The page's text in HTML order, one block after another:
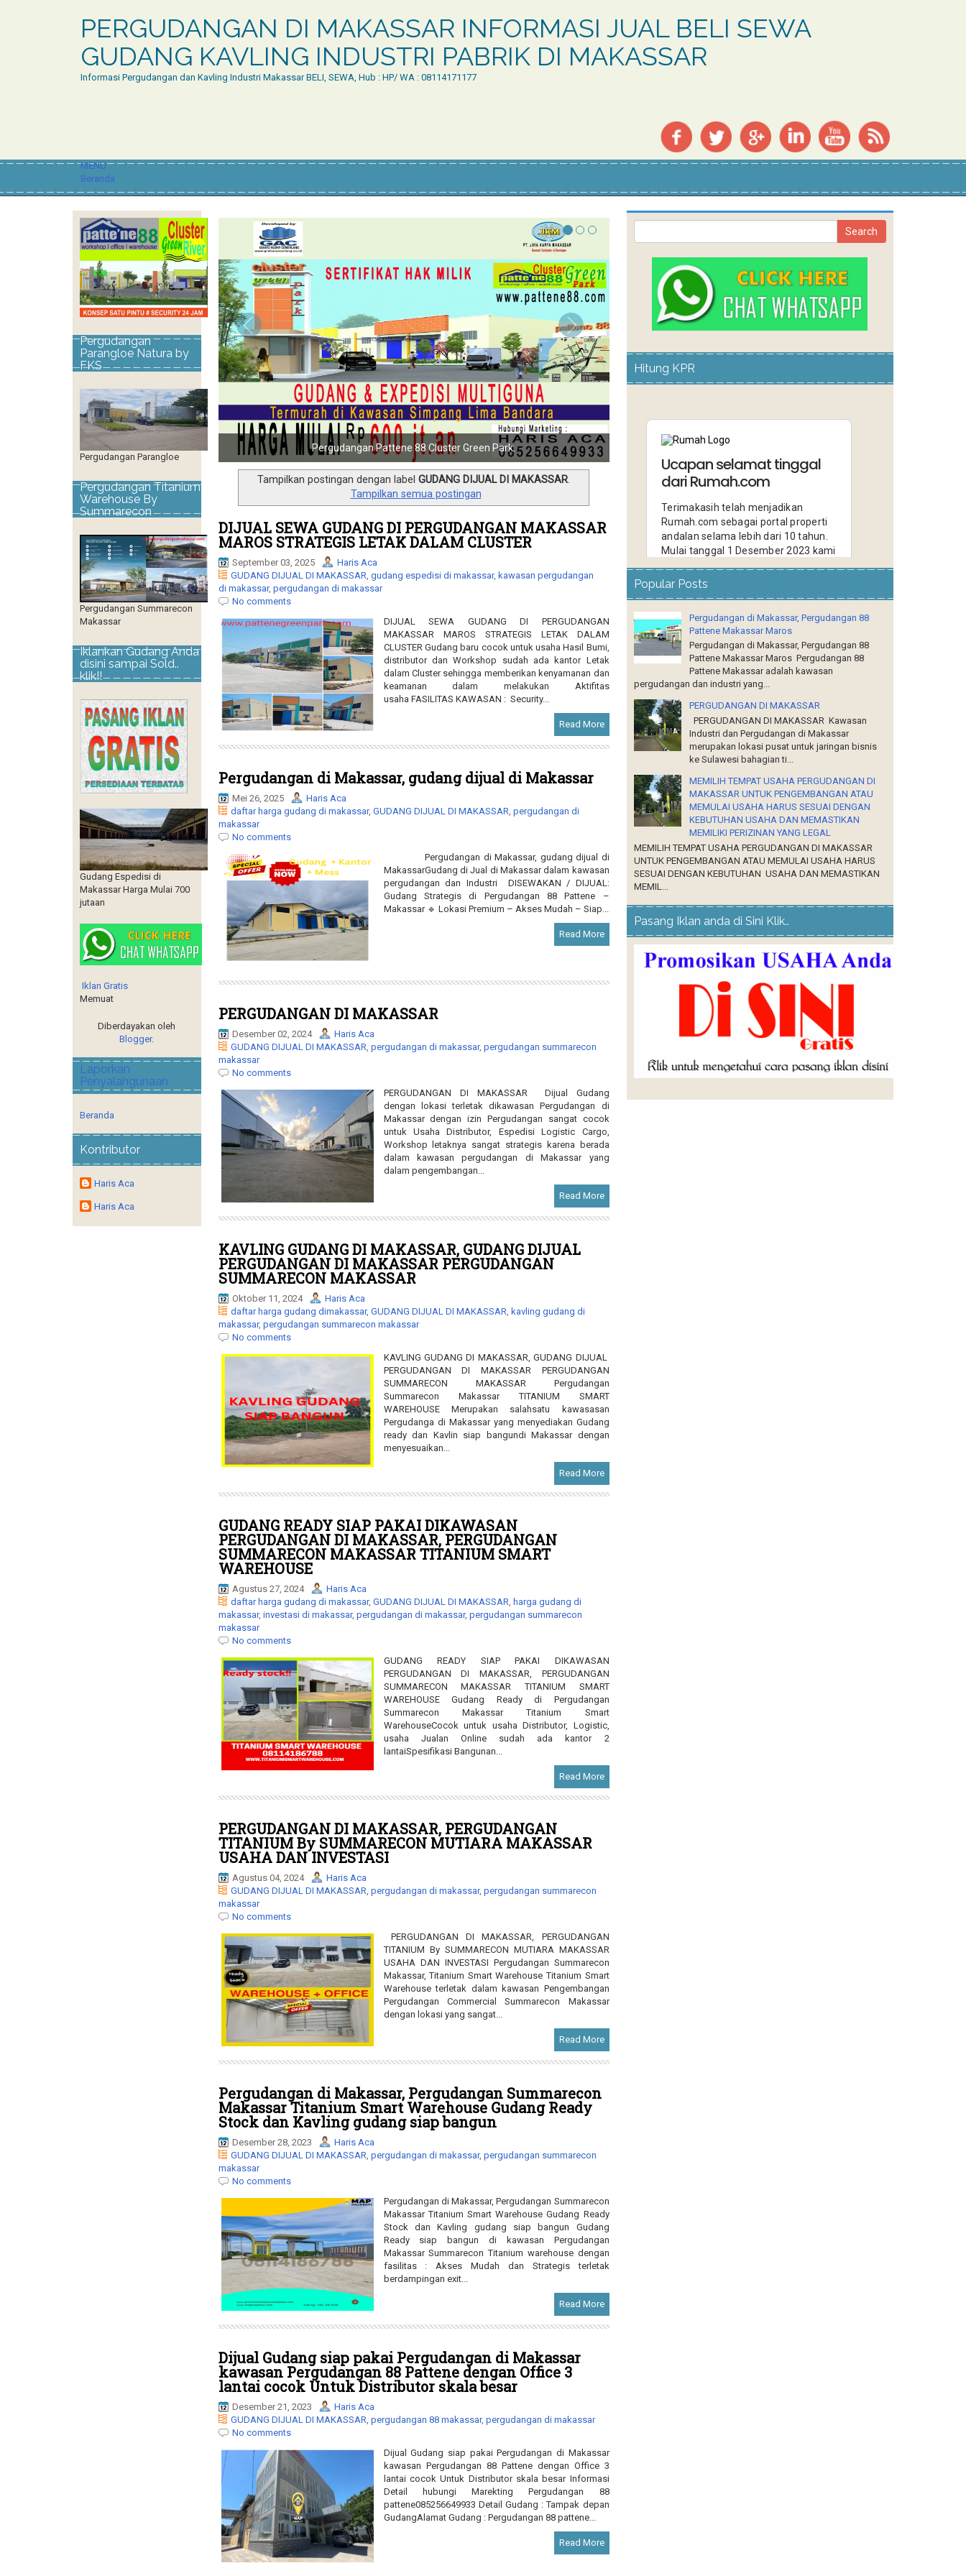
PERGUDANGAN DI MAKASSAR INFORMASI JUAL BELI SEWA
GUDANG KAVLING INDUSTRI PABRIK DI MAKASSAR
Informasi Pergudangan dan Kavling Industri Makassar BELI, SEWA, Hub : HP/ WA : 08114171177
MENU
Beranda
Pergudangan Pattene88 Biz Park.
Tampilkan postingan dengan labelGUDANG DIJUAL DI MAKASSAR.
Tampilkan semua postingan
DIJUAL SEWA GUDANG DI PERGUDANGAN MAKASSAR
MAROS STRATEGIS LETAK DALAM CLUSTER
September 03, 2025
Haris Aca
GUDANG DIJUAL DI MAKASSAR gudang espedisi di makassar, kawasan pergudangan
di makassar, pergudangan di makassar
No comments
DIJUAL SEWA GUDANG DI PERGUDANGAN
MAKASSAR MAROS STRATEGIS LETAK DALAM
CLUSTER Gudang baru cocok untuk usaha Hasil Bumi,
distributor dan Workshop sudah ada kantor Letak
dalam Cluster sehingga memberikan kenyamanan dan
keamanan dalam melakukan Aktifitas
usaha FASILITAS KAWASAN : Security...
Read More
Pergudangan di Makassar, gudang dijual di Makassar
Mei 26, 2025
Haris Aca
daftar harga gudang di makassar, GUDANG DIJUAL DI MAKASSAR pergudangan di
makassar
No comments
Pergudangan di Makassar, gudang dijual di
MakassarGudang di Jual di Makassar dalam kawasan
pergudangan dan Industri DISEWAKAN / DIJUAL:
Gudang Strategis di Pergudangan 88 Pattene –
Makassar 🔹 Lokasi Premium – Akses Mudah – Siap...
Read More
PERGUDANGAN DI MAKASSAR
Desember 02, 2024
Haris Aca
GUDANG DIJUAL DI MAKASSAR pergudangan di makassar, pergudangan summarecon
makassar
No comments
PERGUDANGAN DI MAKASSAR Dijual Gudang
dengan lokasi terletak dikawasan Pergudangan di
Makassar dengan izin Pergudangan sangat cocok
untuk Usaha Distributor, Espedisi Logistic Cargo,
Workshop letaknya sangat strategis karena berada
dalam kawasan pergudangan di Makassar yang
dalam pengembangan...
Read More
KAVLING GUDANG DI MAKASSAR, GUDANG DIJUAL
PERGUDANGAN DI MAKASSAR PERGUDANGAN
SUMMARECON MAKASSAR
Oktober 11, 2024
Haris Aca
daftar harga gudang dimakassar, GUDANG DIJUAL DI MAKASSAR kavling gudang di
makassar, pergudangan summarecon makassar
No comments
KAVLING GUDANG DI MAKASSAR, GUDANG DIJUAL
PERGUDANGAN DI MAKASSAR PERGUDANGAN
SUMMARECON MAKASSAR Pergudangan
Summarecon Makassar TITANIUM SMART
WAREHOUSE Merupakan salahsatu kawasasan
Pergudanga di Makassar yang menyediakan Gudang
ready dan Kavlin siap bangundi Makassar dengan
menyesuaikan...
Read More
GUDANG READY SIAP PAKAI DIKAWASAN
PERGUDANGAN DI MAKASSAR, PERGUDANGAN
SUMMARECON MAKASSAR TITANIUM SMART
WAREHOUSE
Agustus 27, 2024
Haris Aca
daftar harga gudang di makassar, GUDANG DIJUAL DI MAKASSAR harga gudang di
makassar, investasi di makassar, pergudangan di makassar, pergudangan summarecon
makassar
No comments
GUDANG READY SIAP PAKAI DIKAWASAN
PERGUDANGAN DI MAKASSAR, PERGUDANGAN
SUMMARECON MAKASSAR TITANIUM SMART
WAREHOUSE Gudang Ready di Pergudangan
Summarecon Makassar Titanium Smart
WarehouseCocok untuk usaha Distributor, Logistic,
usaha Jualan Online sudah ada kantor 2
lantaiSpesifikasi Bangunan...
Read More
PERGUDANGAN DI MAKASSAR, PERGUDANGAN
TITANIUM By SUMMARECON MUTIARA MAKASSAR
USAHA DAN INVESTASI
Agustus 04, 2024
Haris Aca
GUDANG DIJUAL DI MAKASSAR pergudangan di makassar, pergudangan summarecon
makassar
No comments
PERGUDANGAN DI MAKASSAR, PERGUDANGAN
TITANIUM By SUMMARECON MUTIARA MAKASSAR
USAHA DAN INVESTASI Pergudangan Summarecon
Makassar, Titanium Smart Warehouse Titanium Smart
Warehouse terletak dalam kawasan Pengembangan
Pergudangan Commercial Summarecon Makassar
dengan lokasi yang sangat...
Read More
Pergudangan di Makassar, Pergudangan Summarecon
Makassar Titanium Smart Warehouse Gudang Ready
Stock dan Kavling gudang siap bangun
Desember 28, 2023
Haris Aca
GUDANG DIJUAL DI MAKASSAR pergudangan di makassar, pergudangan summarecon
makassar
No comments
Pergudangan di Makassar, Pergudangan Summarecon
Makassar Titanium Smart Warehouse Gudang Ready
Stock dan Kavling gudang siap bangun Gudang
Ready siap bangun di kawasan Pergudangan
Makassar Summarecon Titanium warehouse dengan
fasilitas : Akses Mudah dan Strategis terletak
berdampingan exit...
Read More
Dijual Gudang siap pakai Pergudangan di Makassar
kawasan Pergudangan 88 Pattene dengan Office 3
lantai cocok Untuk Distributor skala besar
Desember 21, 2023
Haris Aca
GUDANG DIJUAL DI MAKASSAR pergudangan 88 makassar, pergudangan di makassar
No comments
Dijual Gudang siap pakai Pergudangan di Makassar
kawasan Pergudangan 88 Pattene dengan Office 3
lantai cocok Untuk Distributor skala besar Informasi
Detail hubungi Marekting Pergudangan 88
pattene085256649933 Detail Gudang : Tampak depan
GudangAlamat Gudang : Pergudangan 88 pattene...
Read More
Pergudangan
Parangloe Natura by
FKS
Pergudangan Parangloe
Pergudangan Titanium
Warehouse By
Summarecon
Pergudangan Summarecon
Makassar
Iklankan Gudang Anda
disini sampai Sold..
klik!!
Gudang Espedisi di
Makassar Harga Mulai 700
jutaan
Iklan Gratis
Memuat
Diberdayakan oleh
Blogger.
Laporkan
Penyalahgunaan
Beranda
Kontributor
Haris Aca
Haris Aca
Hitung KPR
Popular Posts
Pergudangan di Makassar, Pergudangan 88
Pattene Makassar Maros
Pergudangan di Makassar, Pergudangan 88
Pattene Makassar Maros Pergudangan 88
Pattene Makassar adalah kawasan
pergudangan dan industri yang...
PERGUDANGAN DI MAKASSAR
PERGUDANGAN DI MAKASSAR Kawasan
Industri dan Pergudangan di Makassar
merupakan lokasi pusat untuk jaringan bisnis
ke Sulawesi bahagian ti...
MEMILIH TEMPAT USAHA PERGUDANGAN DI
MAKASSAR UNTUK PENGEMBANGAN ATAU
MEMULAI USAHA HARUS SESUAI DENGAN
KEBUTUHAN USAHA DAN MEMASTIKAN
MEMILIKI PERIZINAN YANG LEGAL
MEMILIH TEMPAT USAHA PERGUDANGAN DI MAKASSAR
UNTUK PENGEMBANGAN ATAU MEMULAI USAHA HARUS
SESUAI DENGAN KEBUTUHAN USAHA DAN MEMASTIKAN
MEMIL...
Pasang Iklan anda di Sini Klik..